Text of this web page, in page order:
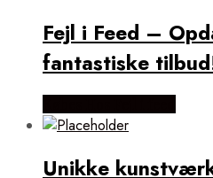
Fejl i Feed –
fantastiske
Unikke